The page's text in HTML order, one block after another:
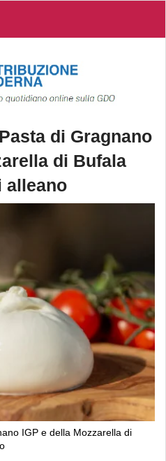
di Gragnano
di Bufala
alleano
IGP e della Mozzarella di